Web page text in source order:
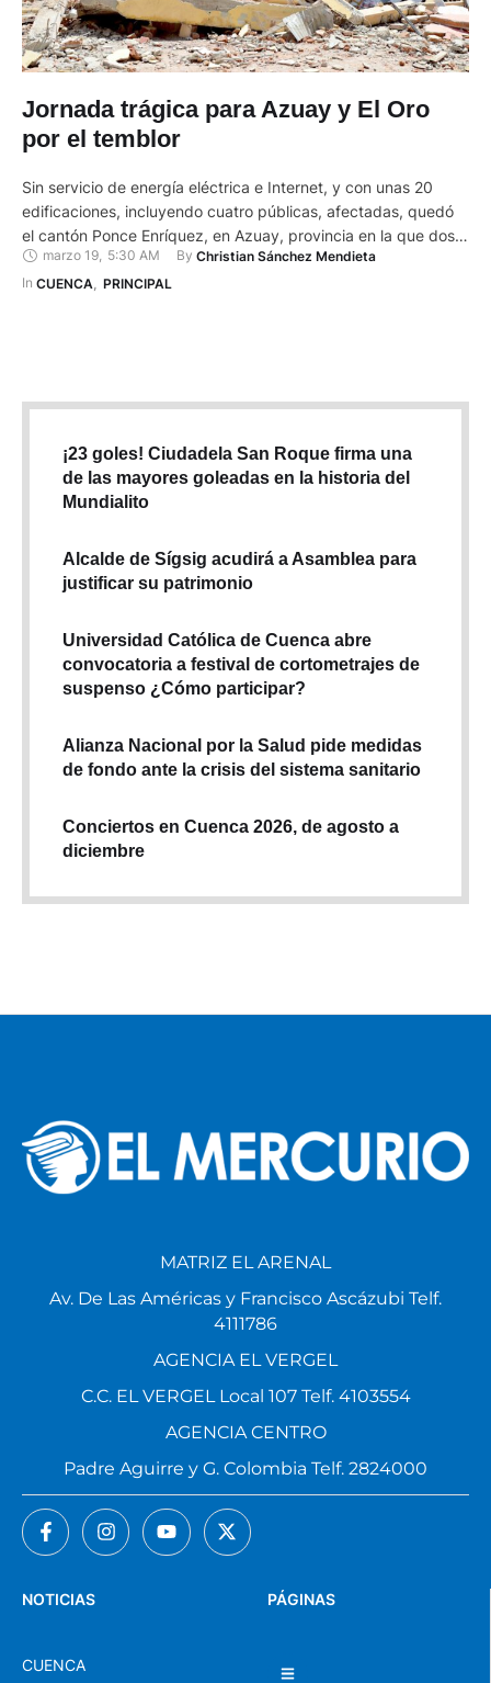
Jornada trágica para Azuay y El Oro
por el temblor
Sin servicio de energía eléctrica e Internet, y con unas 20
edificaciones, incluyendo cuatro públicas, afectadas, quedó
el cantón Ponce Enríquez, en Azuay, provincia en la que dos
personas fallecieron. En el centro cantonal de Ponce Enríquez
parte de una vivienda colapsó y cayó sobre un auto marca
marzo 19, 5:30 AM By Christian Sánchez Mendieta
In CUENCA PRINCIPAL
¡23 goles! Ciudadela San Roque firma una
de las mayores goleadas en la historia del
Mundialito
Alcalde de Sígsig acudirá a Asamblea para
justificar su patrimonio
Universidad Católica de Cuenca abre
convocatoria a festival de cortometrajes de
suspenso ¿Cómo participar?
Alianza Nacional por la Salud pide medidas
de fondo ante la crisis del sistema sanitario
Conciertos en Cuenca 2026, de agosto a
diciembre
PÁGINAS
NOTICIAS
CUENCA
MATRIZ EL ARENAL
Av. De Las Américas y Francisco Ascázubi Telf.
4111786
AGENCIA EL VERGEL
C.C. EL VERGEL Local 107 Telf. 4103554
AGENCIA CENTRO
Padre Aguirre y G. Colombia Telf. 2824000